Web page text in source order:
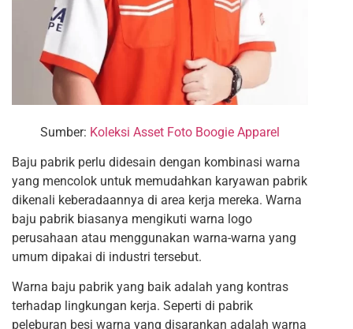
Sumber: Koleksi Asset Foto Boogie Apparel
Baju pabrik perlu didesain dengan kombinasi warna
yang mencolok untuk memudahkan karyawan pabrik
dikenali keberadaannya di area kerja mereka. Warna
baju pabrik biasanya mengikuti warna logo
perusahaan atau menggunakan warna-warna yang
umum dipakai di industri tersebut.
Warna baju pabrik yang baik adalah yang kontras
terhadap lingkungan kerja. Seperti di pabrik
peleburan besi warna yang disarankan adalah warna